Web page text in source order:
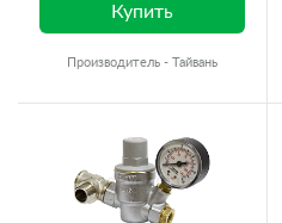
Купить
Производитель - Тайвань